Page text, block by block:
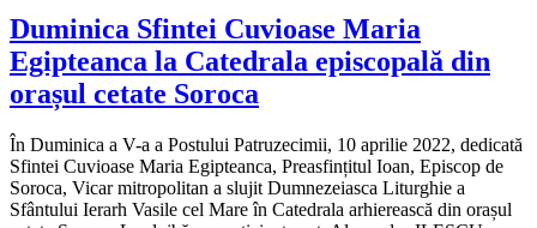
Duminica Sfintei Cuvioase Maria
Egipteanca la Catedrala episcopală din
orașul cetate Soroca
În Duminica a V-a a Postului Patruzecimii, 10 aprilie 2022, dedicată
Sfintei Cuvioase Maria Egipteanca, Preasfințitul Ioan, Episcop de
Soroca, Vicar mitropolitan a slujit Dumnezeiasca Liturghie a
Sfântului Ierarh Vasile cel Mare în Catedrala arhierească din orașul